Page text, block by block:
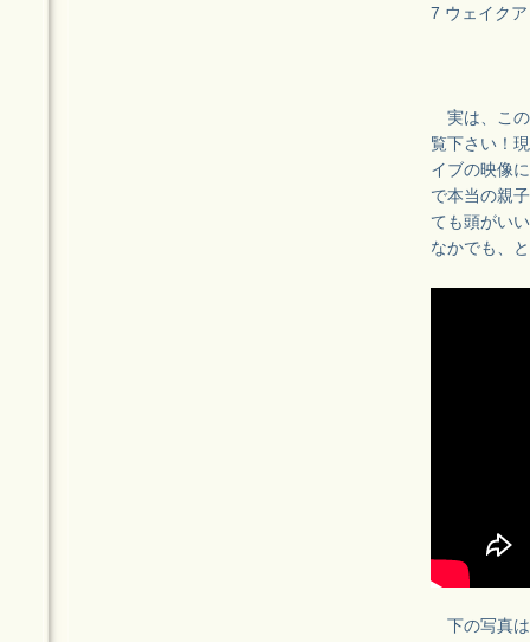
7 ウェイク
実は、この
覧下さい！
イブの映像
で本当の親
ても頭がい
なかでも、
下の写真は